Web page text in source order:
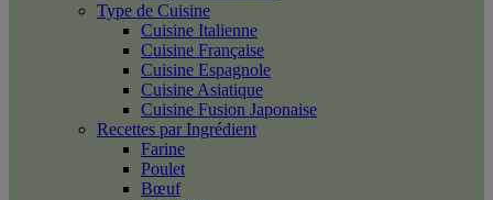
Type de Cuisine
Cuisine Italienne
Cuisine Française
Cuisine Espagnole
Cuisine Asiatique
Cuisine Fusion Japonaise
Recettes par Ingrédient
Farine
Poulet
Bœuf